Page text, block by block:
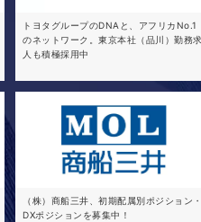
トヨタグループのDNAと、アフリカNo.1
のネットワーク。東京本社（品川）勤務
人も積極採用中
（株）商船三井、初期配属別ポジション
DXポジションを募集中！